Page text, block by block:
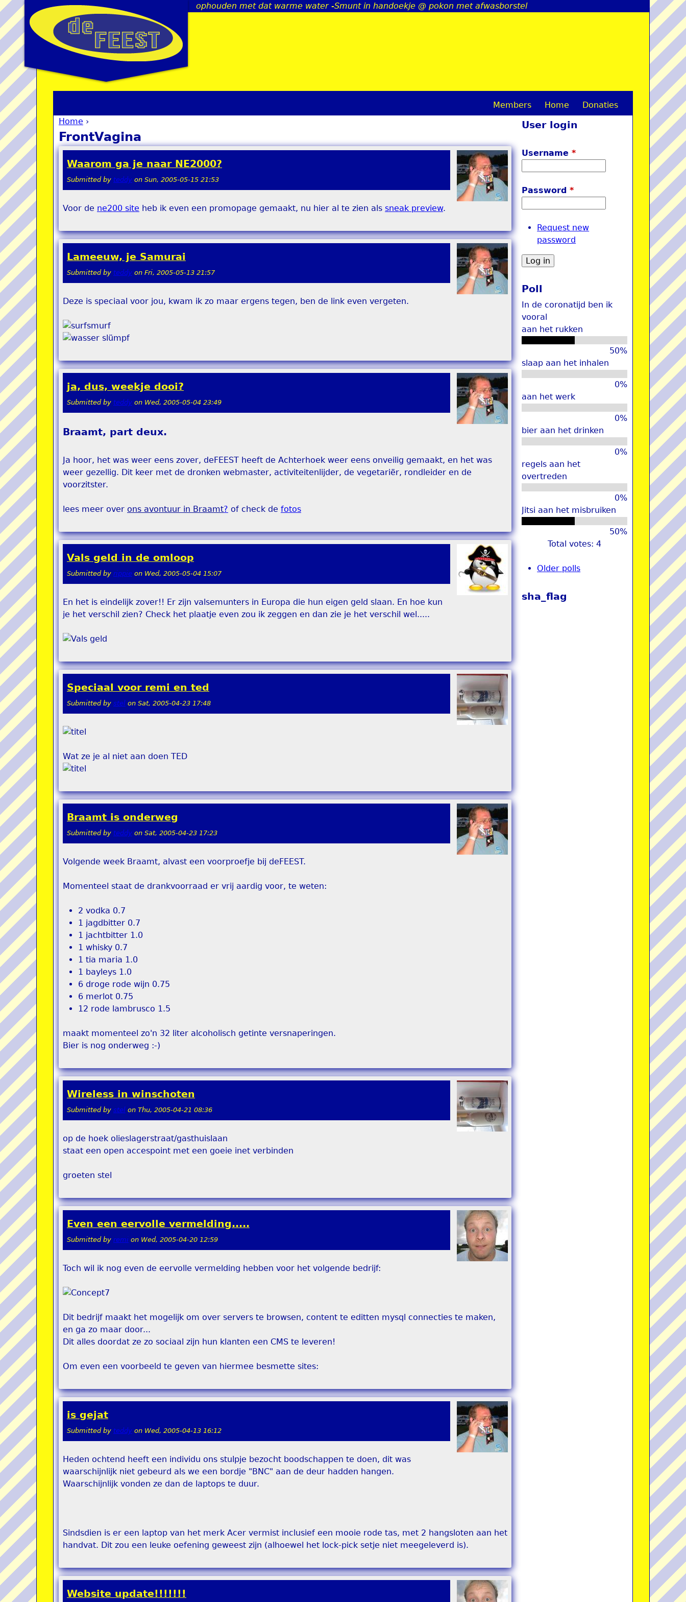
Jump to navigation
ophouden met dat warme water -Smunt in handoekje @ pokon met afwasborstel
You are here
Home ›
FrontVagina
Waarom ga je naar NE2000?
Submitted by teddy on Sun, 2005-05-15 21:53
Voor de ne200 site heb ik even een promopage gemaakt, nu hier al te zien als sneak preview.
Lameeuw, je Samurai
Submitted by teddy on Fri, 2005-05-13 21:57
Deze is speciaal voor jou, kwam ik zo maar ergens tegen, ben de link even vergeten.
ja, dus, weekje dooi?
Submitted by teddy on Wed, 2005-05-04 23:49
Braamt, part deux.
Ja hoor, het was weer eens zover, deFEEST heeft de Achterhoek weer eens onveilig gemaakt, en het was
weer gezellig. Dit keer met de dronken webmaster, activiteitenlijder, de vegetariër, rondleider en de
voorzitster.
lees meer over ons avontuur in Braamt? of check de fotos
Vals geld in de omloop
Submitted by rippie on Wed, 2005-05-04 15:07
En het is eindelijk zover!! Er zijn valsemunters in Europa die hun eigen geld slaan. En hoe kun
je het verschil zien? Check het plaatje even zou ik zeggen en dan zie je het verschil wel.....
Speciaal voor remi en ted
Submitted by stel on Sat, 2005-04-23 17:48
Wat ze je al niet aan doen TED
Braamt is onderweg
Submitted by teddy on Sat, 2005-04-23 17:23
Volgende week Braamt, alvast een voorproefje bij deFEEST.
Momenteel staat de drankvoorraad er vrij aardig voor, te weten:
2 vodka 0.7
1 jagdbitter 0.7
1 jachtbitter 1.0
1 whisky 0.7
1 tia maria 1.0
1 bayleys 1.0
6 droge rode wijn 0.75
6 merlot 0.75
12 rode lambrusco 1.5
maakt momenteel zo'n 32 liter alcoholisch getinte versnaperingen.
Bier is nog onderweg :-)
Wireless in winschoten
Submitted by stel on Thu, 2005-04-21 08:36
op de hoek olieslagerstraat/gasthuislaan
staat een open accespoint met een goeie inet verbinden
groeten stel
Even een eervolle vermelding.....
Submitted by remi on Wed, 2005-04-20 12:59
Toch wil ik nog even de eervolle vermelding hebben voor het volgende bedrijf:
Dit bedrijf maakt het mogelijk om over servers te browsen, content te editten mysql connecties te maken,
en ga zo maar door...
Dit alles doordat ze zo sociaal zijn hun klanten een CMS te leveren!
Om even een voorbeeld te geven van hiermee besmette sites:
is gejat
Submitted by teddy on Wed, 2005-04-13 16:12
Heden ochtend heeft een individu ons stulpje bezocht boodschappen te doen, dit was
waarschijnlijk niet gebeurd als we een bordje "BNC" aan de deur hadden hangen.
Waarschijnlijk vonden ze dan de laptops te duur.
Sindsdien is er een laptop van het merk Acer vermist inclusief een mooie rode tas, met 2 hangsloten aan het
handvat. Dit zou een leuke oefening geweest zijn (alhoewel het lock-pick setje niet meegeleverd is).
Website update!!!!!!!
M
i
n
m
u
Members Home Donaties
User login
Username*
Password*
Request new
password
Poll
In de coronatijd ben ik
vooral
aan het rukken
50%
slaap aan het inhalen
0%
aan het werk
0%
bier aan het drinken
0%
regels aan het
overtreden
0%
Jitsi aan het misbruiken
50%
Total votes: 4
Older polls
sha_flag